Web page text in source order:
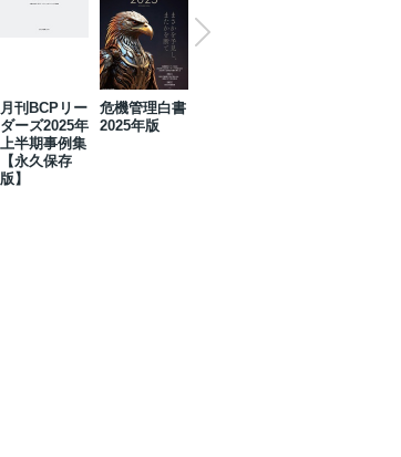
月刊BCPリー
ダーズ2025年
上半期事例集
【永久保存
版】
危機管理白書
2025年版